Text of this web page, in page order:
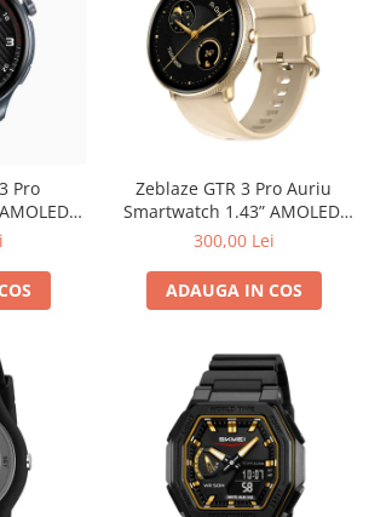
Pro
HR,
Zeblaze GTR 3 Pro Auriu
Smartwatch 1.43” AMOLED,
Oțel Inoxidabil, Apeluri
300,00 Lei
ADAUGA IN COS